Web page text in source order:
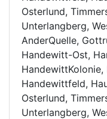
Osterlund,
Unterlangberg,
AnderQuelle,
Handewitt-Ost,
Handewittfeld,
Osterlund,
Unterlangberg,